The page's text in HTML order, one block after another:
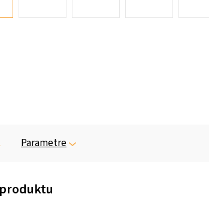
Parametre